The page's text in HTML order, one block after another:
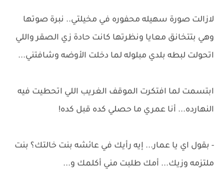
لازالت صورة سهيله محفوره في مخيلتي.. نبرة صوتها
وهي بتتخانق معايا ونظرتها كانت حادة زي الصقر واللي
اتحولت لبطه بلدي مبلوله لما دخلت الأوضه وشافتني...
ابتسمت لما افتكرت الموقف الغريب اللي اتحطيت فيه
النهارده... أنا عمري ما حصلي كده قبل كده!
- بقول اي يا عمار... إيه رأيك في عائشه بنت خالتك؟ بنت
ملتزمه وزيك... أمك طلبت مني أكلمك و...